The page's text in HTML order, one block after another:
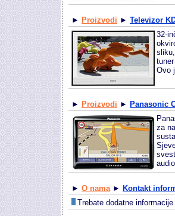
► Proizvodi ► Televizor
32-
Ovo
► Proizvodi ► Panasonic
za
► O nama► Kontakt
Trebate dodatne